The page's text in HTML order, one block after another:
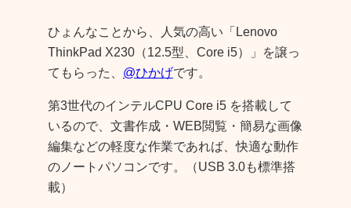
ひょんなことから、人気の高い「Lenovo
ThinkPad X230（12.5型、Core i5）」を譲っ
てもらった、 @ひかげです。
第3世代のインテルCPU Core i5 を搭載して
いるので、文書作成・WEB閲覧・簡易な画像
編集などの軽度な作業であれば、快適な動作
のノートパソコンです。（USB 3.0も標準搭
載）